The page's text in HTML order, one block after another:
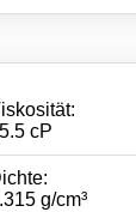
cP
g/cm³